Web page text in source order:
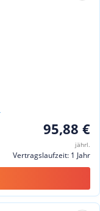
95,88 €
jährl.
Vertragslaufzeit: 1 Jahr